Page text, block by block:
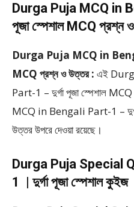
Durga Puja MCQ in
পূজা স্পেশাল MCQ প্রশ্ন
Durga Puja MCQ in
MCQ প্রশ্ন ও উত্তর : এই
Part-1 – দুর্গা পূজা স্পেশাল
MCQ in Bengali Part-1 –
উত্তর উপরে দেওয়া রয়েছে।
Durga Puja Special
1 | দুর্গা পূজা স্পেশাল কুইজ